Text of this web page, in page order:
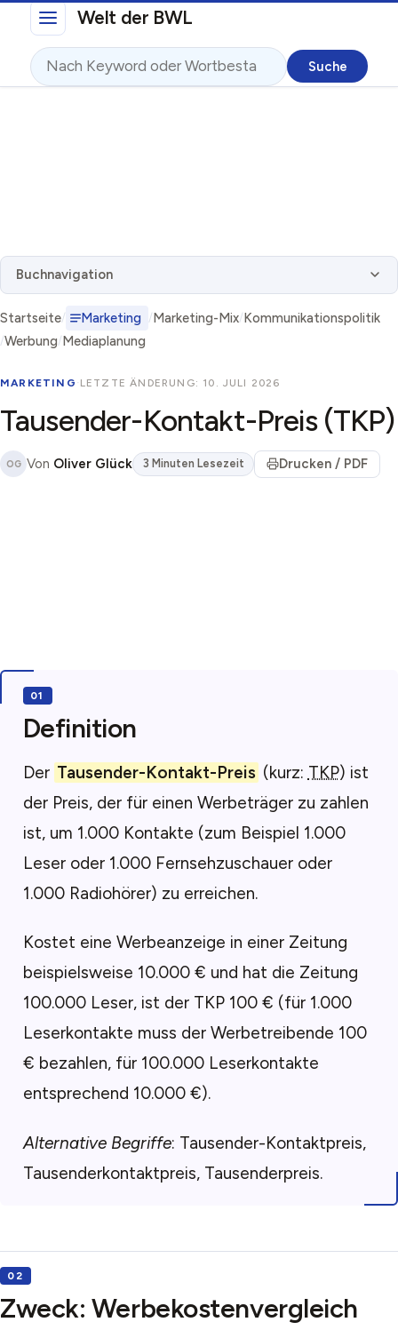
Direkt zum InhaltWelt der BWL
Suche
Buchnavigation
Startseite Marketing Marketing-Mix Kommunikationspolitik
Werbung Mediaplanung
MARKETING · LETZTE ÄNDERUNG: 10. JULI 2026
Tausender-Kontakt-Preis (TKP)
OG Von Oliver Glück 3 Minuten Lesezeit Drucken / PDF
Definition
Der Tausender-Kontakt-Preis (kurz: TKP) ist
der Preis, der für einen Werbeträger zu zahlen
ist, um 1.000 Kontakte (zum Beispiel 1.000
Leser oder 1.000 Fernsehzuschauer oder
1.000 Radiohörer) zu erreichen.
Kostet eine Werbeanzeige in einer Zeitung
beispielsweise 10.000 € und hat die Zeitung
100.000 Leser, ist der TKP 100 € (für 1.000
Leserkontakte muss der Werbetreibende 100
€ bezahlen, für 100.000 Leserkontakte
entsprechend 10.000 €).
Alternative Begriffe: Tausender-Kontaktpreis,
Tausenderkontaktpreis, Tausenderpreis.
Zweck: Werbekostenvergleich